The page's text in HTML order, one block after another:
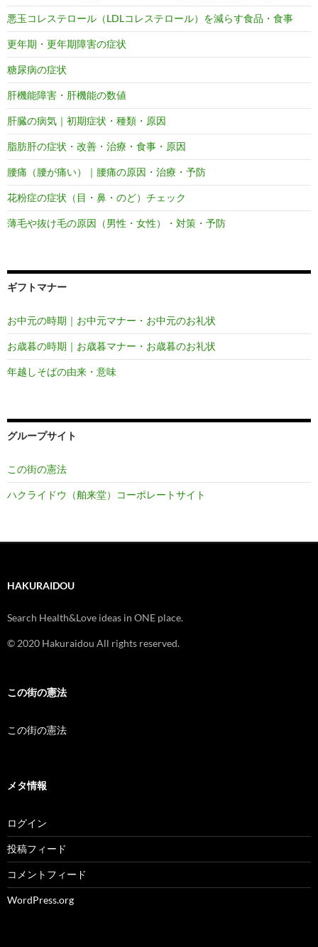
悪玉コレステロール（LDLコレステロール）を減らす食品・食事
更年期・更年期障害の症状
糖尿病の症状
肝機能障害・肝機能の数値
肝臓の病気｜初期症状・種類・原因
脂肪肝の症状・改善・治療・食事・原因
腰痛（腰が痛い）｜腰痛の原因・治療・予防
花粉症の症状（目・鼻・のど）チェック
薄毛や抜け毛の原因（男性・女性）・対策・予防
ギフトマナー
お中元の時期｜お中元マナー・お中元のお礼状
お歳暮の時期｜お歳暮マナー・お歳暮のお礼状
年越しそばの由来・意味
グループサイト
この街の憲法
ハクライドウ（舶来堂）コーポレートサイト
HAKURAIDOU
Search Health&Love ideas in ONE place.
© 2020 Hakuraidou All rights reserved.
この街の憲法
この街の憲法
メタ情報
ログイン
投稿フィード
コメントフィード
WordPress.org